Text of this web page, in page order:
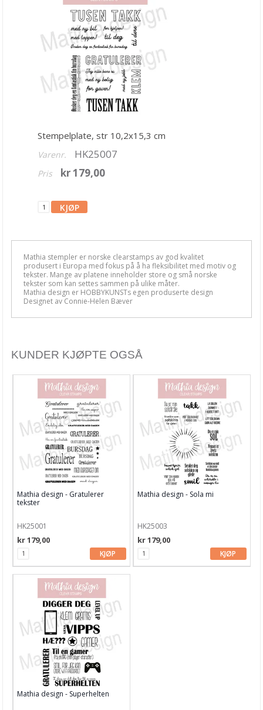
Kort & Scrapbooking
Mønsterpapir
Kartong 12x12 inch
Motiv til kortlaging
Stempler
Rayher stempler
Fargeleggingsmotiv
Diverse stempler
AHA Arts & Ashley G
Art Impressions
Avery Elle
Candi Bean
Carabelle Studio
Concord & 9th
Craft Consortium
Crafter's Companion
Crafty Individuals
Creative Expressions
Dina Wakley
Dylusions
Hampton Art
hÄnglar & Wings
Hero Arts
Stempelplate, str 10,2x15,3 cm
Varenr. HK25007
Pris kr 179,00
Mathia stempler er norske clearstamps av god kvalitet
produsert i Europa med fokus på å ha fleksibilitet med motiv og
tekster. Mange av platene inneholder store og små norske
tekster som kan settes sammen på ulike måter.
Mathia design er HOBBYKUNSTs egen produserte design
Designet av Connie-Helen Bæver
KUNDER KJØPTE OGSÅ
Mathia design - Gratulerer
tekster
HK25001
kr 179,00
KJØP
Mathia design - Sola mi
HK25003
kr 179,00
KJØP
Mathia design - Superhelten